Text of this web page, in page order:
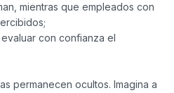
mientras que empleados con
con confianza el
permanecen ocultos. Imagina a